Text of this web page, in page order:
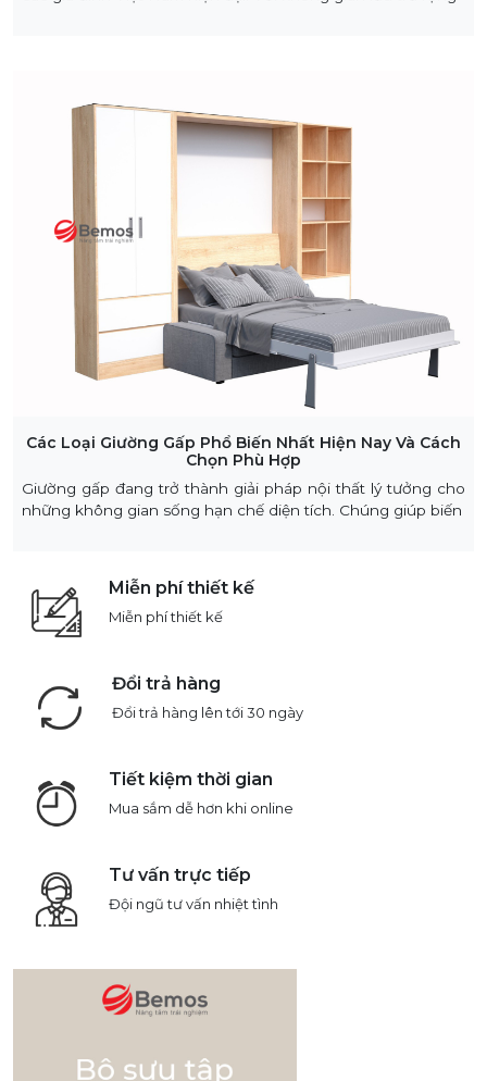
Các Loại Giường Gấp Phổ Biến Nhất Hiện Nay Và Cách
Chọn Phù Hợp
Giường gấp đang trở thành giải pháp nội thất lý tưởng cho
những không gian sống hạn chế diện tích. Chúng giúp biến
Miễn phí thiết kế
Miễn phí thiết kế
Đổi trả hàng
Đổi trả hàng lên tới 30 ngày
Tiết kiệm thời gian
Mua sắm dễ hơn khi online
Tư vấn trực tiếp
Đội ngũ tư vấn nhiệt tình